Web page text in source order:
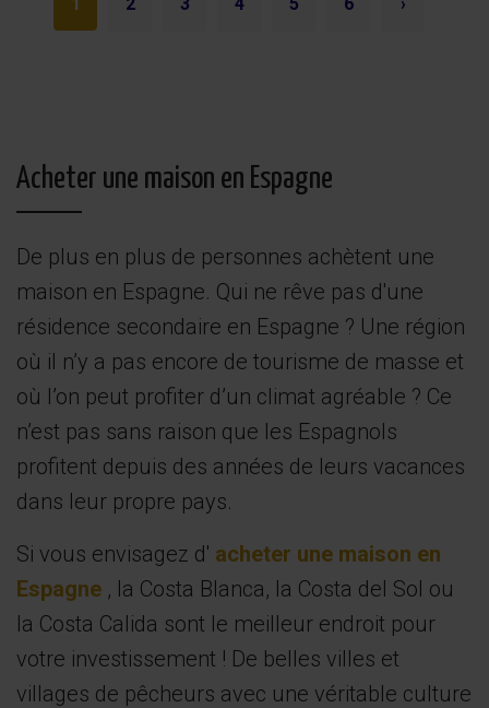
Acheter une maison en Espagne
De plus en plus de personnes achètent une
maison en Espagne. Qui ne rêve pas d'une
résidence secondaire en Espagne ? Une région
où il n’y a pas encore de tourisme de masse et
où l’on peut profiter d’un climat agréable ? Ce
n’est pas sans raison que les Espagnols
profitent depuis des années de leurs vacances
dans leur propre pays.
Si vous envisagez d' acheter une maison en
Espagne , la Costa Blanca, la Costa del Sol ou
la Costa Calida sont le meilleur endroit pour
votre investissement ! De belles villes et
villages de pêcheurs avec une véritable culture